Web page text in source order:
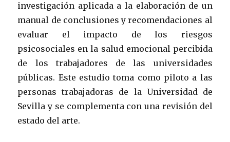
investigación aplicada a la elaboración de un
manual de conclusiones y recomendaciones al
evaluar el impacto de los riesgos
psicosociales en la salud emocional percibida
de los trabajadores de las universidades
públicas. Este estudio toma como piloto a las
personas trabajadoras de la Universidad de
Sevilla y se complementa con una revisión del
estado del arte.